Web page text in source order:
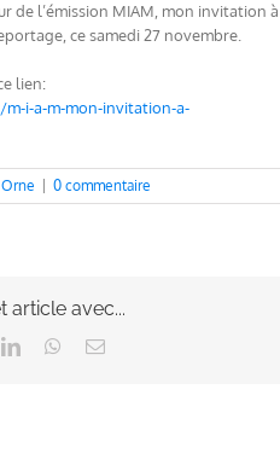
de l’émission MIAM, mon invitation à
ce samedi 27 novembre.
lien:
i-a-m-mon-invitation-a-
Orne 0 commentaire
article avec...
LinkedInWhatsApp
Email